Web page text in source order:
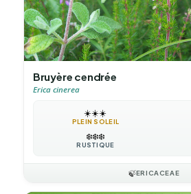
Bruyère cendrée
Erica cinerea
☀️☀️☀️
PLEIN SOLEIL
❄️❄️❄️
RUSTIQUE
🍃ERICACEAE